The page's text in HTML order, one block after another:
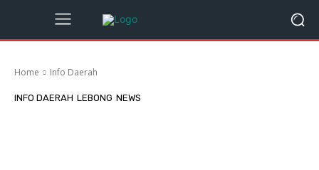
Home Info Daerah
INFO DAERAH LEBONG NEWS